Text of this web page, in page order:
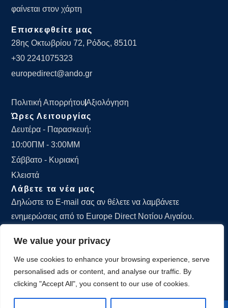
We value your privacy
We use cookies to enhance your browsing experience, serve
personalised ads or content, and analyse our traffic. By
clicking "Accept All", you consent to our use of cookies.
φαίνεται στον χάρτη
Επισκεφθείτε μας
28ης Οκτωβρίου 72, Ρόδος, 85101
+30 2241075323
europedirect@ando.gr
Πολιτική ΑπορρήτουΑξιολόγηση
Ώρες Λειτουργίας
Δευτέρα - Παρασκευή:
10:00ΠΜ - 3:00ΜΜ
Σάββατο - Κυριακή
Κλειστά
Λάβετε τα νέα μας
Δηλώστε το E-mail σας αν θέλετε να λαμβάνετε
ενημερώσεις από το Europe Direct Νοτίου Αιγαίου.